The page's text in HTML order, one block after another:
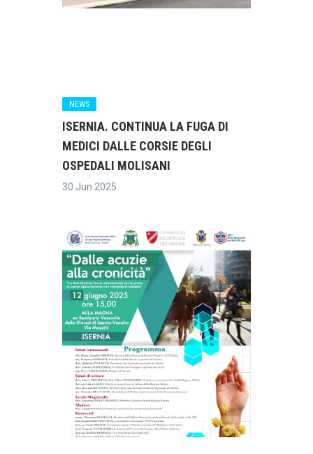
NEWS
ISERNIA. CONTINUA LA FUGA DI
MEDICI DALLE CORSIE DEGLI
OSPEDALI MOLISANI
30 Jun 2025